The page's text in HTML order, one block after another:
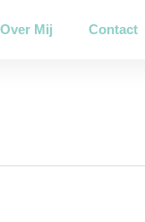
Over Mij Contact